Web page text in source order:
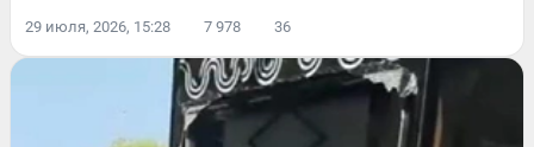
29 июля, 2026, 15:28 7 978 36